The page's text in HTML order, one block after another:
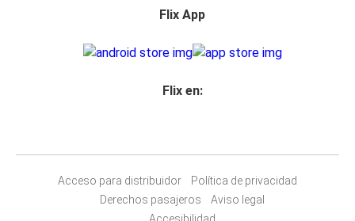
Flix App
Flix en:
Acceso para distribuidor
Política de privacidad
Derechos pasajeros
Aviso legal
Accesibilidad